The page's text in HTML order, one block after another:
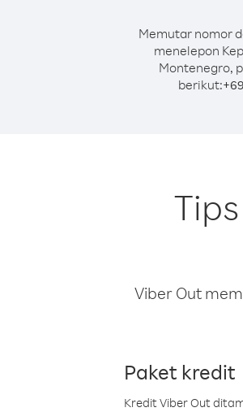
Memutar nomor
menelepon
Montenegro,
berikut:+
Viber Out
Paket kredit
Kredit Viber Out